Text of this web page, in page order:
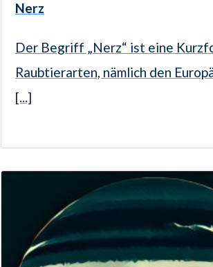
Nerz
Der Begriff „Nerz“ ist eine
Raubtierarten, nämlich den
[...]